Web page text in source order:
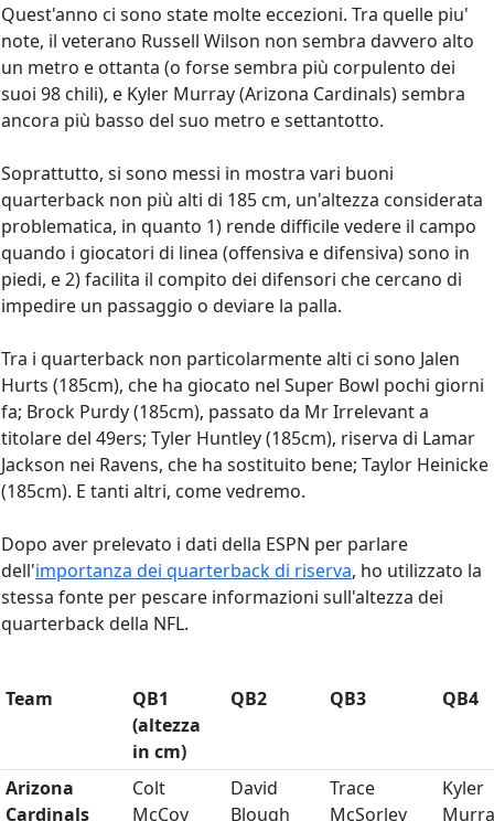
Quest'anno ci sono state molte eccezioni. Tra quelle piu'
note, il veterano Russell Wilson non sembra davvero alto
un metro e ottanta (o forse sembra più corpulento dei
suoi 98 chili), e Kyler Murray (Arizona Cardinals) sembra
ancora più basso del suo metro e settantotto.
Soprattutto, si sono messi in mostra vari buoni
quarterback non più alti di 185 cm, un'altezza considerata
problematica, in quanto 1) rende difficile vedere il campo
quando i giocatori di linea (offensiva e difensiva) sono in
piedi, e 2) facilita il compito dei difensori che cercano di
impedire un passaggio o deviare la palla.
Tra i quarterback non particolarmente alti ci sono Jalen
Hurts (185cm), che ha giocato nel Super Bowl pochi giorni
fa; Brock Purdy (185cm), passato da Mr Irrelevant a
titolare del 49ers; Tyler Huntley (185cm), riserva di Lamar
Jackson nei Ravens, che ha sostituito bene; Taylor Heinicke
(185cm). E tanti altri, come vedremo.
Dopo aver prelevato i dati della ESPN per parlare
dell'importanza dei quarterback di riserva, ho utilizzato la
stessa fonte per pescare informazioni sull'altezza dei
quarterback della NFL.
Team
QB1
(altezza
in cm)
QB2 QB3 QB4
Arizona
Cardinals
Colt
McCoy
David
Blough
Trace
McSorley
Kyler